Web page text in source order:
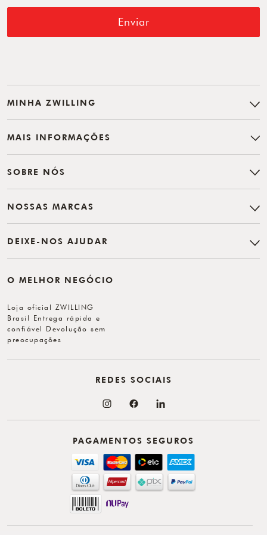
Enviar
MINHA ZWILLING
MAIS INFORMAÇÕES
SOBRE NÓS
NOSSAS MARCAS
DEIXE-NOS AJUDAR
O MELHOR NEGÓCIO
Loja oficial ZWILLING
Brasil Entrega rápida e
confiável Devolução sem
preocupações
PAGAMENTOS SEGUROS
REDES SOCIAIS